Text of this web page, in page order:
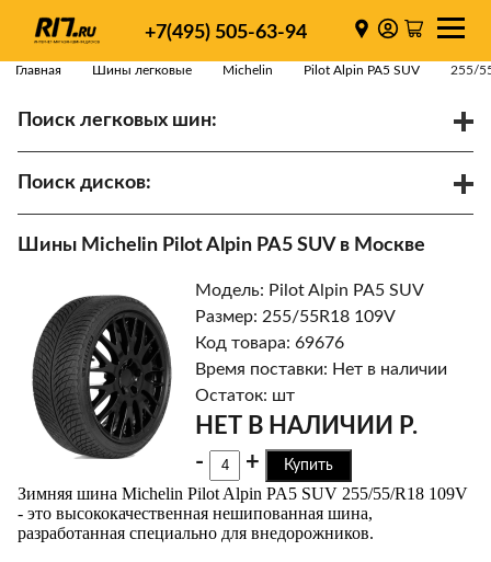
+7(495) 505-63-94
Главная Шины легковые Michelin Pilot Alpin PA5 SUV 255/
Поиск легковых шин:
Поиск дисков:
Найти
Шины Michelin Pilot Alpin PA5 SUV в Москве
Модель: Pilot Alpin PA5 SUV
Размер: 255/55R18 109V
Код товара: 69676
Время поставки: Нет в наличии
Остаток: шт
НЕТ В НАЛИЧИИ Р.
-
+ Купить
Зимняя шина Michelin Pilot Alpin PA5 SUV 255/55/R18 109V
- это высококачественная нешипованная шина,
разработанная специально для внедорожников.